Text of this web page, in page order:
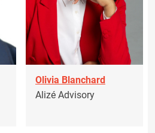
Olivia Blanchard
Alizé Advisory